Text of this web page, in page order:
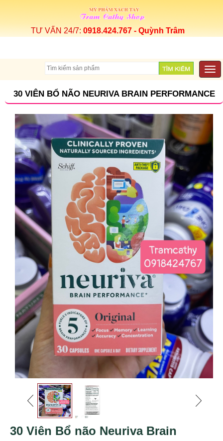
TƯ VẤN 24/7: 0918.424.767 - Quỳnh Trâm
30 VIÊN BỔ NÃO NEURIVA BRAIN PERFORMANCE
30 Viên Bổ não Neuriva Brain